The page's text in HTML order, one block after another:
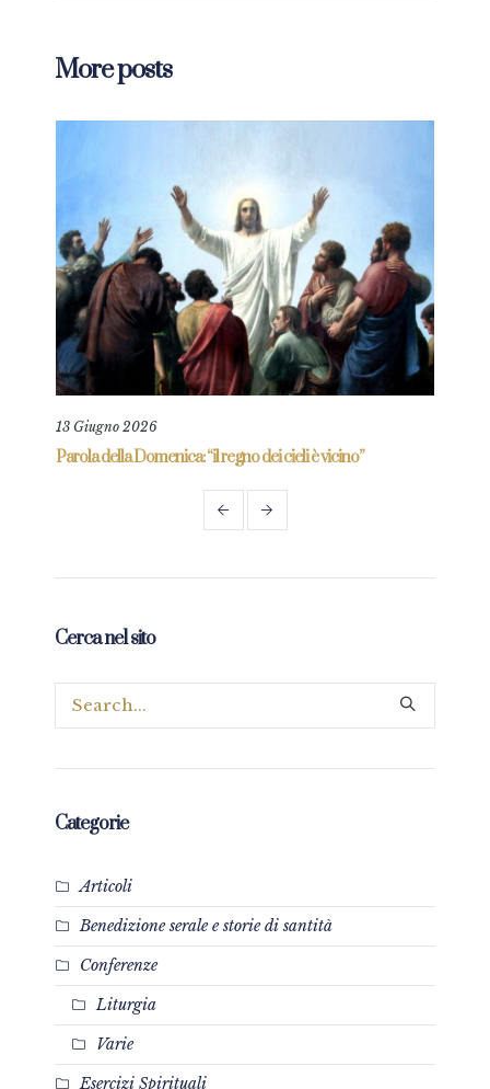
More posts
13 Giugno 2026
Parola della Domenica: “il regno dei cieli è vicino”
Cerca nel sito
Categorie
Articoli
Benedizione serale e storie di santità
Conferenze
Liturgia
Varie
Esercizi Spirituali